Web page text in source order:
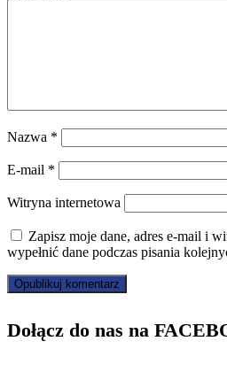
Nazwa *
E-mail *
Witryna internetowa
Zapisz moje dane, adres e-mail i
wypełnić dane podczas pisania
Dołącz do nas na